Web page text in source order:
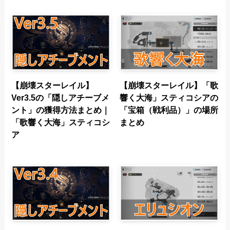
【崩壊スターレイル】
Ver3.5の「隠しアチーブメ
ント」の獲得方法まとめ｜
「歌響く大海」スティコシ
ア
【崩壊スターレイル】「歌
響く大海」スティコシアの
「宝箱（戦利品）」の場所
まとめ